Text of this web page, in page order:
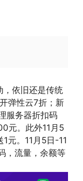
依旧还是传统
弹性云7折；新
服务器折扣码
元。此外11月5
1元。11月5日-11
，流量，余额等